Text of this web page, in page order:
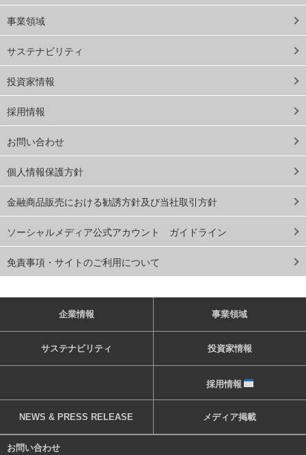
事業領域
サステナビリティ
投資家情報
採用情報
お問い合わせ
個人情報保護方針
金融商品販売における勧誘方針及び当社取引方針
ソーシャルメディア公式アカウント ガイドライン
免責事項・サイトのご利用について
企業情報 事業領域
サステナビリティ 投資家情報
採用情報
NEWS & PRESS RELEASE メディア掲載
お問い合わせ